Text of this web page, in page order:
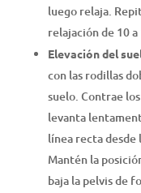
luego relaja.
relajación de 10 a
Elevación del
con las rodillas
suelo. Contrae
levanta
línea recta desde
Mantén la
baja la pelvis de